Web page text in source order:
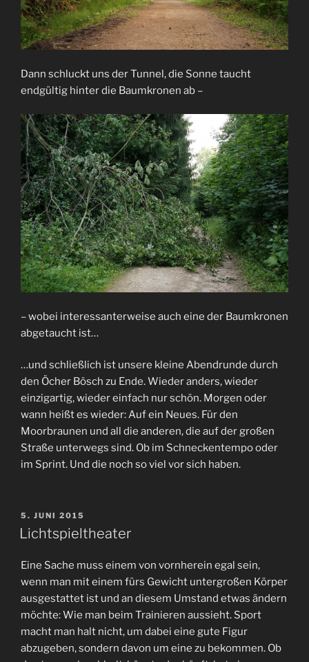
Dann schluckt uns der Tunnel, die Sonne taucht
endgültig hinter die Baumkronen ab –
– wobei interessanterweise auch eine der Baumkronen
abgetaucht ist…
…und schließlich ist unsere kleine Abendrunde durch
den Öcher Bösch zu Ende. Wieder anders, wieder
einzigartig, wieder einfach nur schön. Morgen oder
wann heißt es wieder: Auf ein Neues. Für den
Moorbraunen und all die anderen, die auf der großen
Straße unterwegs sind. Ob im Schneckentempo oder
im Sprint. Und die noch so viel vor sich haben.
VERÖFFENTLICHT
AM
5. JUNI 2015
Lichtspieltheater
Eine Sache muss einem von vornherein egal sein,
wenn man mit einem fürs Gewicht untergroßen Körper
ausgestattet ist und an diesem Umstand etwas ändern
möchte: Wie man beim Trainieren aussieht. Sport
macht man halt nicht, um dabei eine gute Figur
abzugeben, sondern davon um eine zu bekommen. Ob